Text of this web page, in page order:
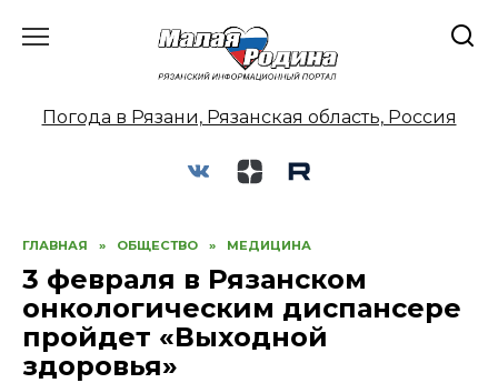
Погода в Рязани, Рязанская область, Россия
ГЛАВНАЯ » ОБЩЕСТВО » МЕДИЦИНА
3 февраля в Рязанском
онкологическим диспансере
пройдет «Выходной
здоровья»